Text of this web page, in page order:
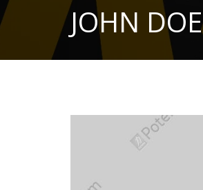
JOHN DOE